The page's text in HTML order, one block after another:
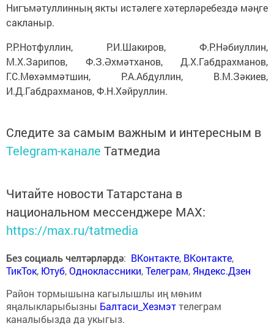
Нигъмәтуллинның якты истәлеге хәтерләребездә мәңге
сакланыр.
Р.Р.Нотфуллин, Р.И.Шакиров, Ф.Р.Нәбиуллин,
М.Х.Зарипов, Ф.З.Әхмәтханов, Д.Х.Габдрахманов,
Г.С.Мөхәммәтшин, Р.А.Абдуллин, В.М.Зәкиев,
И.Д.Габдрахманов, Ф.Н.Хәйруллин.
Следите за самым важным и интересным в
Telegram-канале Татмедиа
Читайте новости Татарстана в
национальном мессенджере MАХ:
https://max.ru/tatmedia
Без социаль челтәрләрдә: ВКонтакте, ВКонтакте,
ТикТок, Ютуб,Одноклассники,Телеграм, Яндекс.Дзен
Район тормышына кагылышлы иң мөһим
яңалыкларыбызны Балтаси_Хезмэттелеграм
каналыбызда да укыгыз.